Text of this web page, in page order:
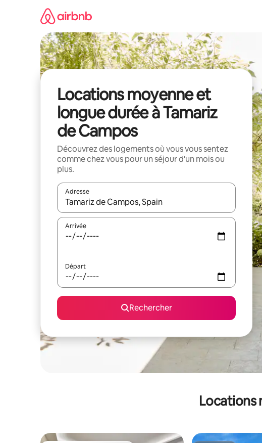
Locations moyenne et
longue durée à Tamariz
de Campos
Découvrez des logements où vous vous sentez
comme chez vous pour un séjour d'un mois ou
plus.
Adresse
Lorsque les résultats s'affichent, utilisez les flèches vers le
Arrivée
Départ
Rechercher
Locations